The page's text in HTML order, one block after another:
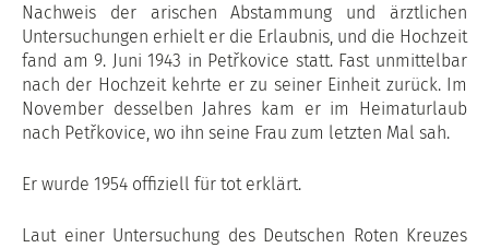
Nachweis der arischen Abstammung und ärztlichen
Untersuchungen erhielt er die Erlaubnis, und die Hochzeit
fand am 9. Juni 1943 in Petřkovice statt. Fast unmittelbar
nach der Hochzeit kehrte er zu seiner Einheit zurück. Im
November desselben Jahres kam er im Heimaturlaub
nach Petřkovice, wo ihn seine Frau zum letzten Mal sah.
Er wurde 1954 offiziell für tot erklärt.
Laut einer Untersuchung des Deutschen Roten Kreuzes